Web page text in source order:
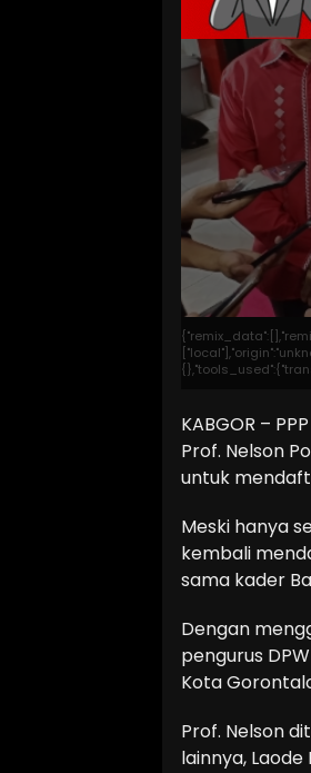
KABGOR –
Prof. Nelson
untuk
Meski hanya
kembali
sama kader
Dengan
pengurus
Kota
Prof. Nelson
lainnya,